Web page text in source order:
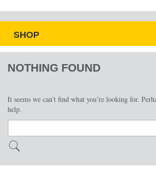
SHOP
NOTHING FOUND
It seems we can’t find what you’re looking for.
help.